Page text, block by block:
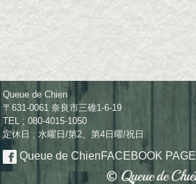
Queue de Chien
〒631-0061 奈良市三碓1-6-19
TEL ; 080-4015-1050
定休日 ; 水曜日/第2、第4日曜/祝日
Queue de ChienFACEBOOK PAGE